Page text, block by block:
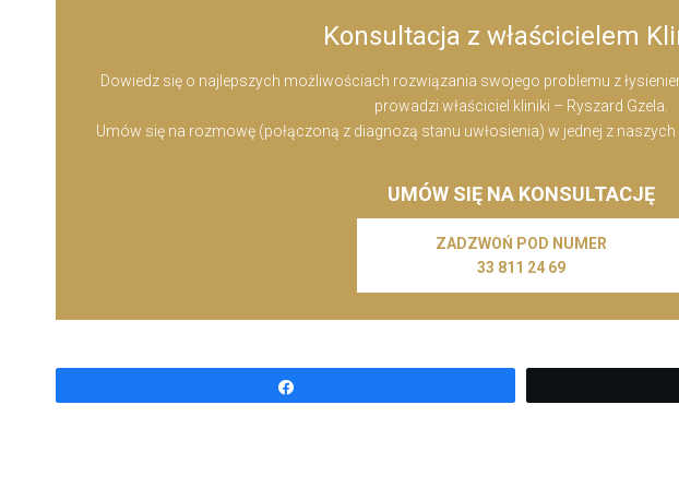
Konsultacja z właścicielem
Dowiedz się o najlepszych możliwościach rozwiązania swojego problemu z
prowadzi właściciel kliniki – Ryszard Gzela.
Umów się na rozmowę (połączoną z diagnozą stanu uwłosienia) w jednej z naszych
UMÓW SIĘ NA KONSULTACJĘ
ZADZWOŃ POD NUMER
33 811 24 69